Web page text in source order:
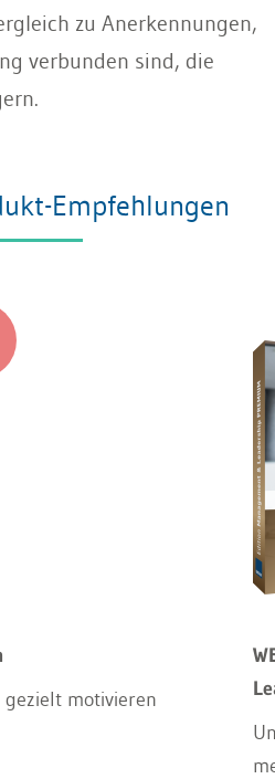
zu Anerkennungen,
verbunden sind, die
Empfehlungen
gezielt motivieren